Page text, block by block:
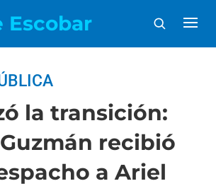
Escobar
la transición:
recibió
a Ariel